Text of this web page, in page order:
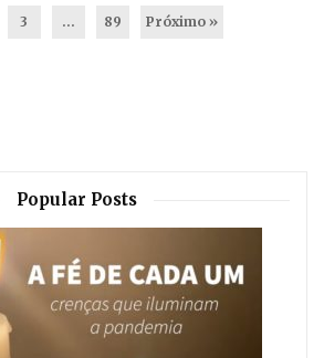
3 … 89 Próximo »
Popular Posts